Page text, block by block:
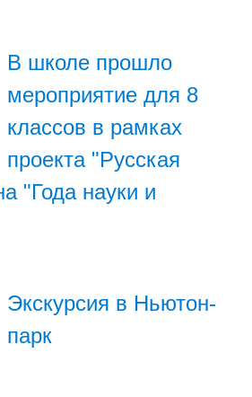
В школе прошло
мероприятие для 8
классов в рамках
проекта "Русская
"Года науки и
Экскурсия в Ньютон-
парк